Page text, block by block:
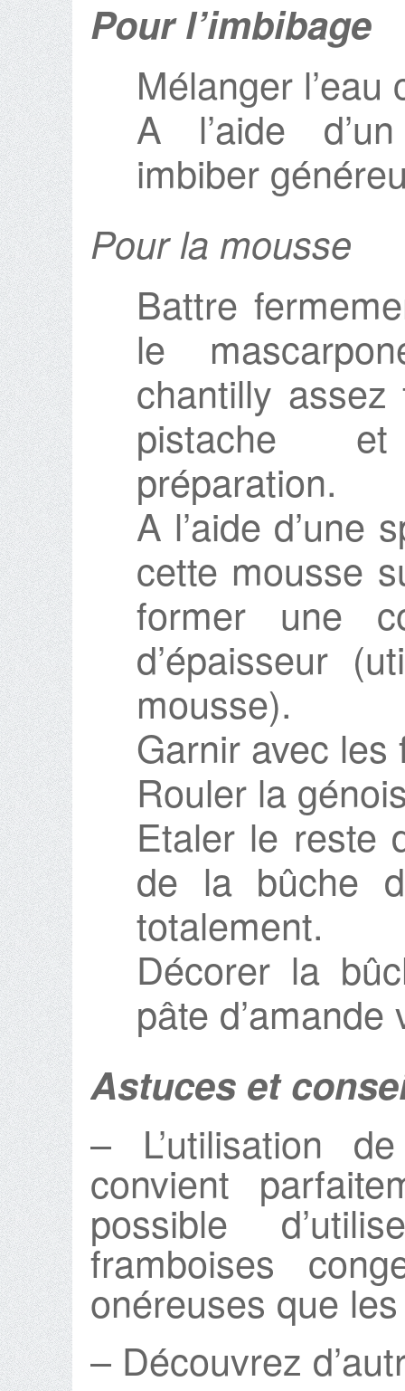
Pour l’imbibage
Mélanger
A l’aide
imbiber
Pour la mousse
Battre
le
chantilly
pistache
préparation.
A l’aide d’une
cette mousse
former une
d’épaisseur
mousse).
Garnir avec les
Rouler la
Etaler le reste
de la bûche
totalement.
Décorer la
pâte d’amande
Astuces et
– L’utilisation
convient
possible
framboises
onéreuses que
– Découvrez